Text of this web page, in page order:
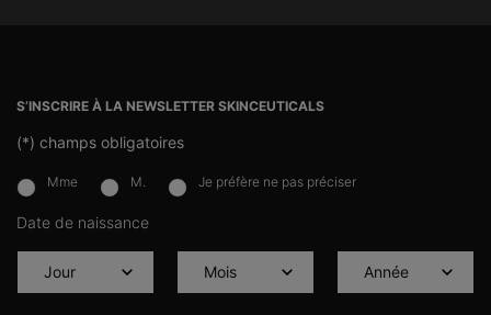
S’INSCRIRE À LA NEWSLETTER SKINCEUTICALS
(*) champs obligatoires
newslettersignup.title.legend
Mme M. Je préfère ne pas préciser
Date de naissance